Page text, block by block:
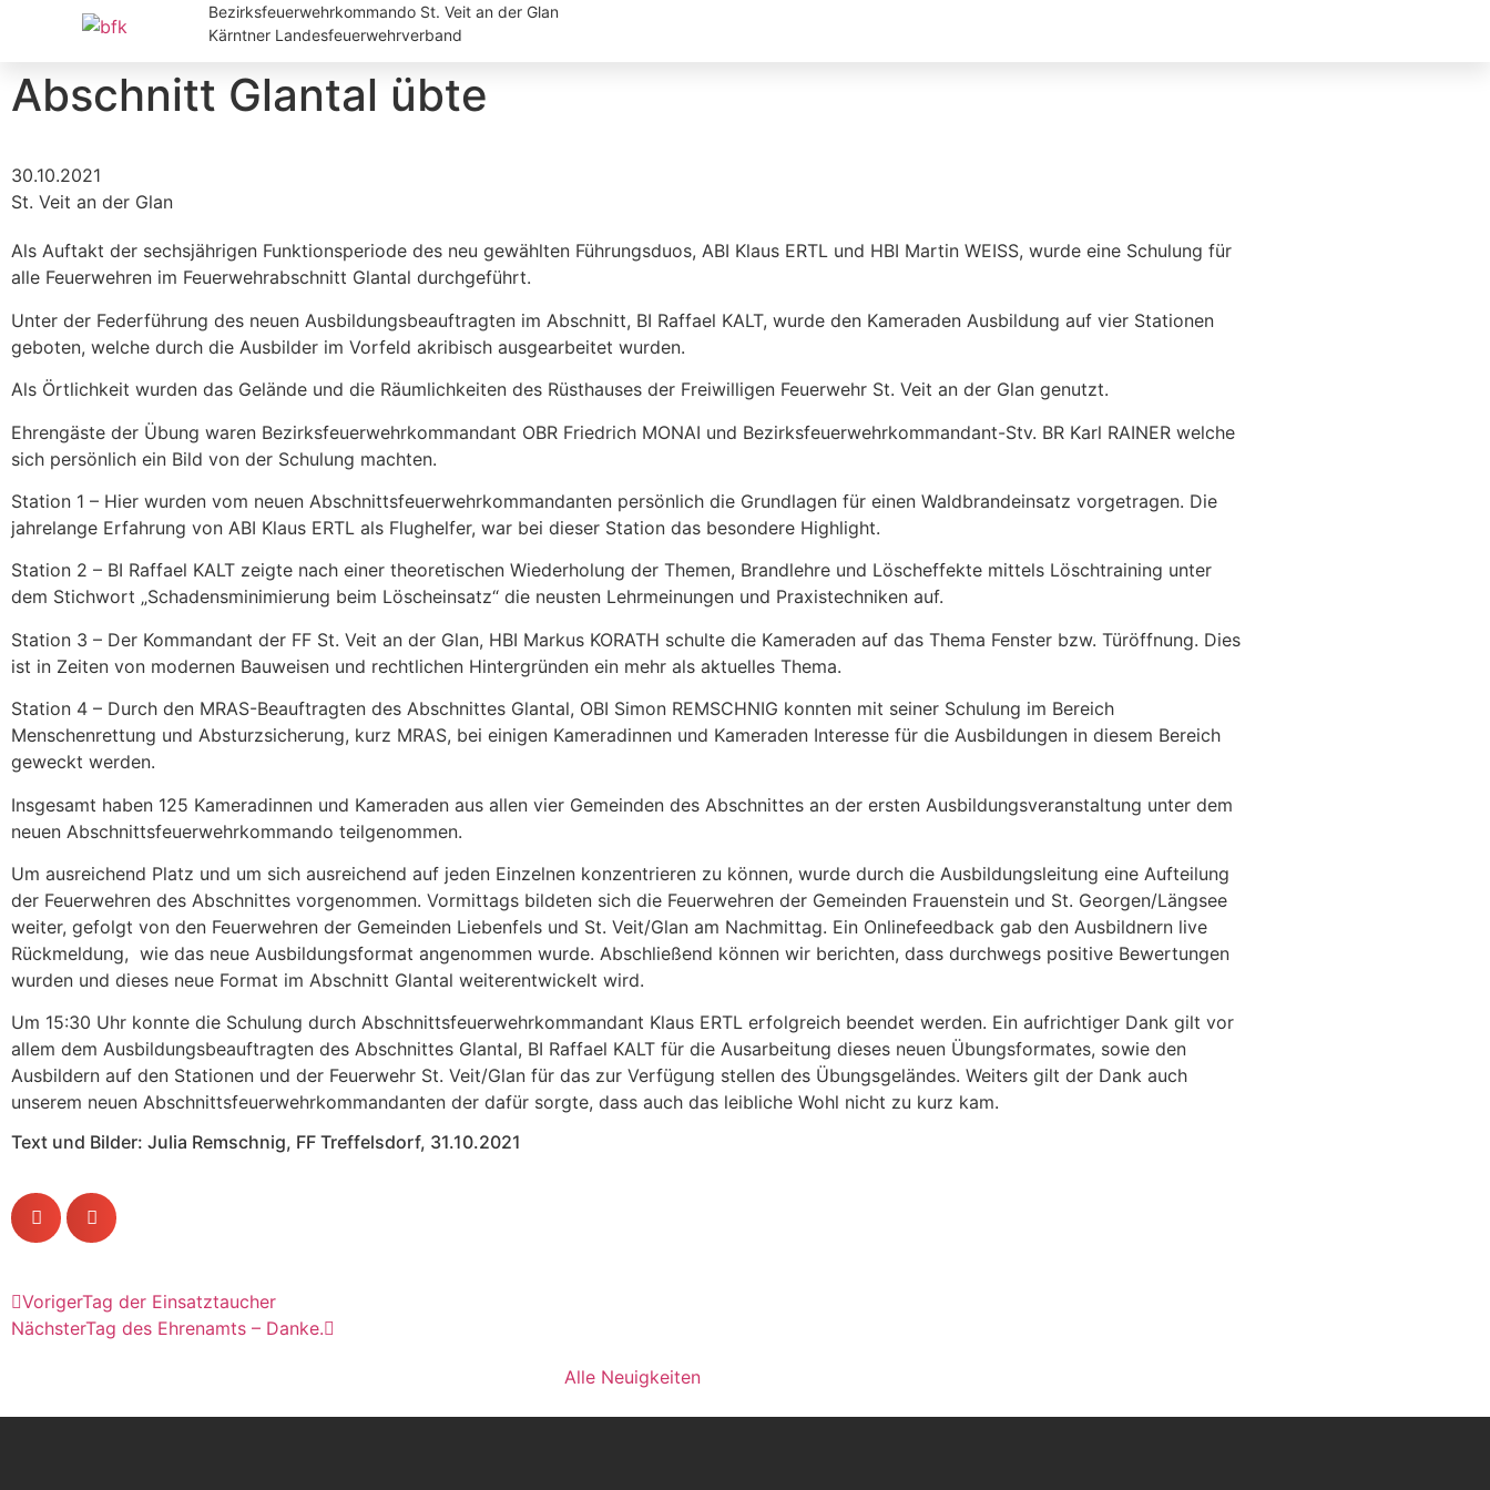
Bezirksfeuerwehrkommando St. Veit an der Glan
Kärntner Landesfeuerwehrverband
Abschnitt Glantal übte
30.10.2021
St. Veit an der Glan
Als Auftakt der sechsjährigen Funktionsperiode des neu gewählten Führungsduos, ABI Klaus ERTL und HBI Martin WEISS, wurde eine Schulung für
alle Feuerwehren im Feuerwehrabschnitt Glantal durchgeführt.
Unter der Federführung des neuen Ausbildungsbeauftragten im Abschnitt, BI Raffael KALT, wurde den Kameraden Ausbildung auf vier Stationen
geboten, welche durch die Ausbilder im Vorfeld akribisch ausgearbeitet wurden.
Als Örtlichkeit wurden das Gelände und die Räumlichkeiten des Rüsthauses der Freiwilligen Feuerwehr St. Veit an der Glan genutzt.
Ehrengäste der Übung waren Bezirksfeuerwehrkommandant OBR Friedrich MONAI und Bezirksfeuerwehrkommandant-Stv. BR Karl RAINER welche
sich persönlich ein Bild von der Schulung machten.
Station 1 – Hier wurden vom neuen Abschnittsfeuerwehrkommandanten persönlich die Grundlagen für einen Waldbrandeinsatz vorgetragen. Die
jahrelange Erfahrung von ABI Klaus ERTL als Flughelfer, war bei dieser Station das besondere Highlight.
Station 2 – BI Raffael KALT zeigte nach einer theoretischen Wiederholung der Themen, Brandlehre und Löscheffekte mittels Löschtraining unter
dem Stichwort „Schadensminimierung beim Löscheinsatz“ die neusten Lehrmeinungen und Praxistechniken auf.
Station 3 – Der Kommandant der FF St. Veit an der Glan, HBI Markus KORATH schulte die Kameraden auf das Thema Fenster bzw. Türöffnung. Dies
ist in Zeiten von modernen Bauweisen und rechtlichen Hintergründen ein mehr als aktuelles Thema.
Station 4 – Durch den MRAS-Beauftragten des Abschnittes Glantal, OBI Simon REMSCHNIG konnten mit seiner Schulung im Bereich
Menschenrettung und Absturzsicherung, kurz MRAS, bei einigen Kameradinnen und Kameraden Interesse für die Ausbildungen in diesem Bereich
geweckt werden.
Insgesamt haben 125 Kameradinnen und Kameraden aus allen vier Gemeinden des Abschnittes an der ersten Ausbildungsveranstaltung unter dem
neuen Abschnittsfeuerwehrkommando teilgenommen.
Um ausreichend Platz und um sich ausreichend auf jeden Einzelnen konzentrieren zu können, wurde durch die Ausbildungsleitung eine Aufteilung
der Feuerwehren des Abschnittes vorgenommen. Vormittags bildeten sich die Feuerwehren der Gemeinden Frauenstein und St. Georgen/Längsee
weiter, gefolgt von den Feuerwehren der Gemeinden Liebenfels und St. Veit/Glan am Nachmittag. Ein Onlinefeedback gab den Ausbildnern live
Rückmeldung, wie das neue Ausbildungsformat angenommen wurde. Abschließend können wir berichten, dass durchwegs positive Bewertungen
wurden und dieses neue Format im Abschnitt Glantal weiterentwickelt wird.
Um 15:30 Uhr konnte die Schulung durch Abschnittsfeuerwehrkommandant Klaus ERTL erfolgreich beendet werden. Ein aufrichtiger Dank gilt vor
allem dem Ausbildungsbeauftragten des Abschnittes Glantal, BI Raffael KALT für die Ausarbeitung dieses neuen Übungsformates, sowie den
Ausbildern auf den Stationen und der Feuerwehr St. Veit/Glan für das zur Verfügung stellen des Übungsgeländes. Weiters gilt der Dank auch
unserem neuen Abschnittsfeuerwehrkommandanten der dafür sorgte, dass auch das leibliche Wohl nicht zu kurz kam.
Text und Bilder: Julia Remschnig, FF Treffelsdorf, 31.10.2021
VorigerTag der Einsatztaucher
NächsterTag des Ehrenamts – Danke.
Alle Neuigkeiten